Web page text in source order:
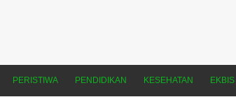
PERISTIWA PENDIDIKAN KESEHATAN EKBIS